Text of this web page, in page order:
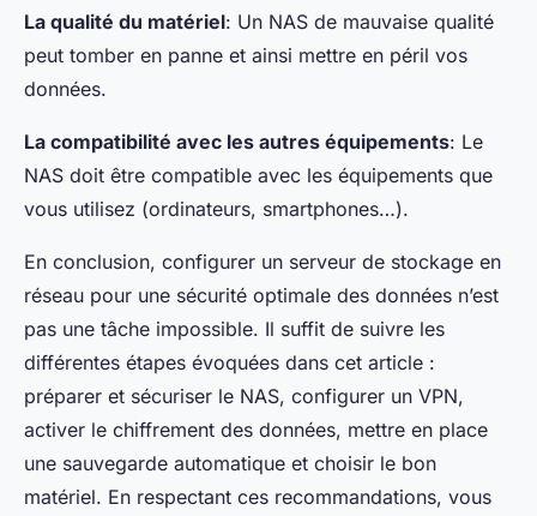
La qualité du matériel: Un NAS de mauvaise qualité
peut tomber en panne et ainsi mettre en péril vos
données.
La compatibilité avec les autres équipements: Le
NAS doit être compatible avec les équipements que
vous utilisez (ordinateurs, smartphones…).
En conclusion, configurer un serveur de stockage en
réseau pour une sécurité optimale des données n’est
pas une tâche impossible. Il suffit de suivre les
différentes étapes évoquées dans cet article :
préparer et sécuriser le NAS, configurer un VPN,
activer le chiffrement des données, mettre en place
une sauvegarde automatique et choisir le bon
matériel. En respectant ces recommandations, vous